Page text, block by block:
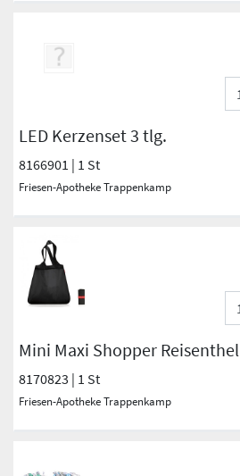
LED Kerzenset 3 tlg.
8166901 | 1 St
Friesen-Apotheke Trappenkamp
Mini Maxi Shopper Reisenthel
8170823 | 1 St
Friesen-Apotheke Trappenkamp